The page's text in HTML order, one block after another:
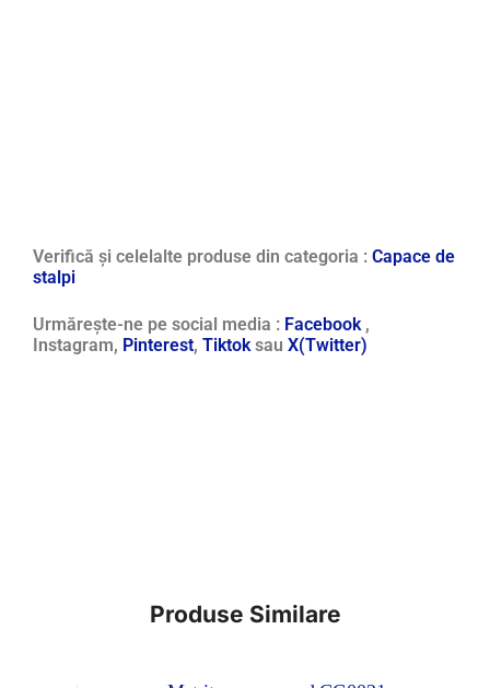
Verifică și celelalte produse din categoria : Capace de
stalpi
Urmărește-ne pe social media : Facebook ,
Instagram, Pinterest, Tiktok sau X(Twitter)
Produse Similare